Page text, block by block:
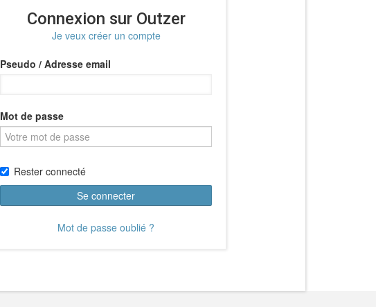
Connexion sur Outzer
Je veux créer un compte
Pseudo / Adresse email
Mot de passe
Rester connecté
Se connecter
Mot de passe oublié ?